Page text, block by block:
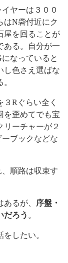
ヤーは３００
はN砦付近にク
屋を回ることが
ある。自分が一
なっていると
し色さえ選ばな
Rぐらい全く
を歪めてでも宝
ーチャーが２
ブックなどな
順路は収束す
るが、
序盤・
だろう 。
したい。